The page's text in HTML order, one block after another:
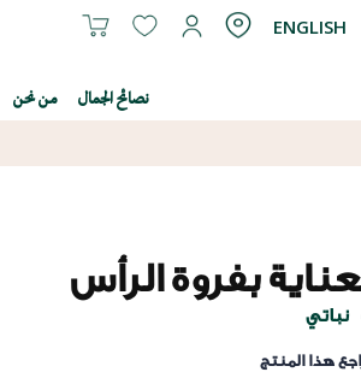
ENGLISH
نصائح الجمال من نحن
بفروة الرأس
نباتي
هذا المنتج